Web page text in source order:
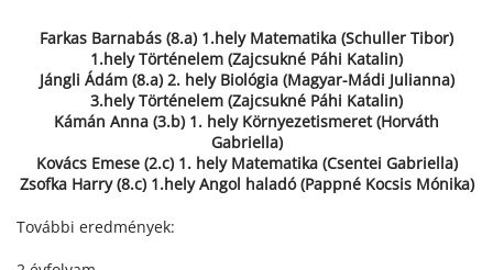
Farkas Barnabás (8.a) 1.hely Matematika (Schuller Tibor)
1.hely Történelem (Zajcsukné Páhi Katalin)
Jángli Ádám (8.a) 2. hely Biológia (Magyar-Mádi Julianna)
3.hely Történelem (Zajcsukné Páhi Katalin)
Kámán Anna (3.b) 1. hely Környezetismeret (Horváth
Gabriella)
Kovács Emese (2.c) 1. hely Matematika (Csentei Gabriella)
Zsofka Harry (8.c) 1.hely Angol haladó (Pappné Kocsis Mónika)
További eredmények: